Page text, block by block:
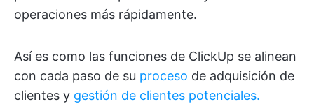
operaciones más rápidamente.
Así es como las funciones de ClickUp se alinean
con cada paso de su proceso de adquisición de
clientes y gestión de clientes potenciales.